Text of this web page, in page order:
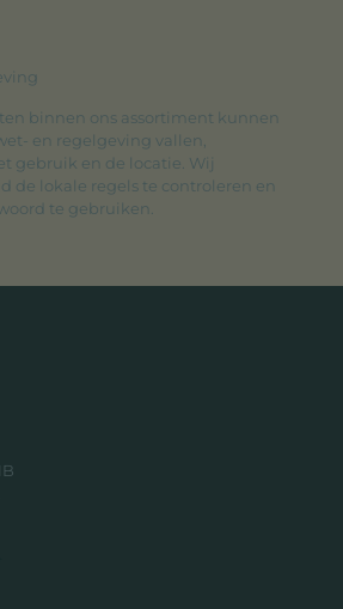
binnen ons assortiment kunnen
en regelgeving vallen,
gebruik en de locatie. Wij
de lokale regels te controleren en
te gebruiken.